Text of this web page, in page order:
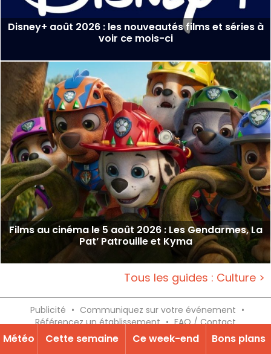
Disney+ août 2026 : les nouveautés films et séries à
voir ce mois-ci
Films au cinéma le 5 août 2026 : Les Gendarmes, La
Pat’ Patrouille et Kyma
Tous les guides : Culture >
Publicité • Communiquez sur votre événement •
Référencez un établissement • FAQ / Contact
Manifeste
• Mentions légales •
Paramètres de
confidentialité • Mon compte • Sortir de Paris
Météo Cette semaine Ce week-end Bons plans